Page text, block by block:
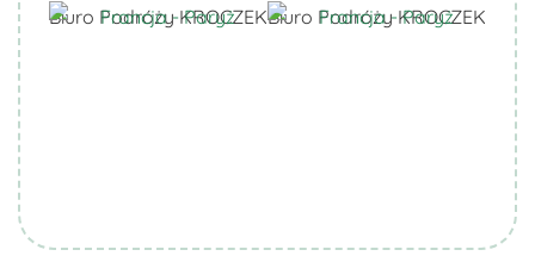
Biuro Podróży KROCZEKBiuro Podróży KROCZEK